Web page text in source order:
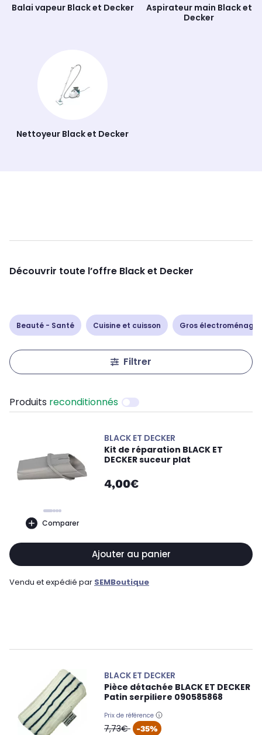
Balai vapeur Black et Decker
Aspirateur main Black et
Decker
Nettoyeur Black et Decker
Découvrir toute l’offre Black et Decker
Beauté - Santé Cuisine et cuisson Gros électroménager
Filtrer
Produits reconditionnés
Comparer
BLACK ET DECKER
Kit de réparation BLACK ET
DECKER suceur plat
4,00€
Ajouter au panier
Vendu et expédié par SEMBoutique
BLACK ET DECKER
Pièce détachée BLACK ET DECKER
Patin serpiliere 090585868
Prix de référence
oldPrice
7,73€ -35%